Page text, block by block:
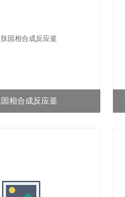
相合成反应釜